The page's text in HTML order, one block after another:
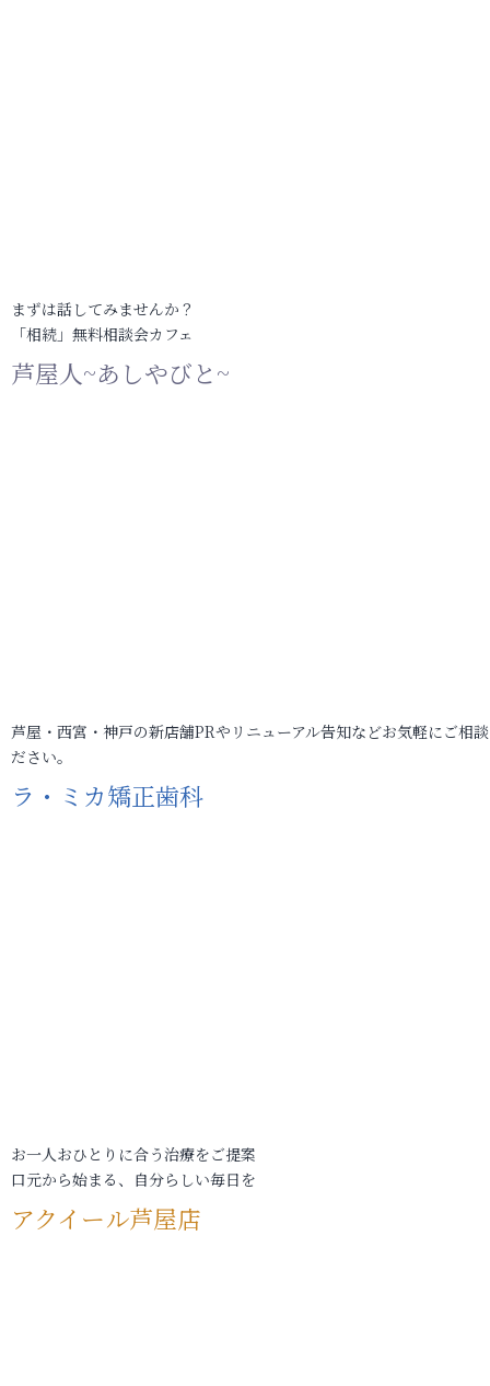
まずは話してみませんか？
「相続」無料相談会カフェ
芦屋人~あしやびと~
芦屋・西宮・神戸の新店舗PRやリニューアル告知などお気軽にご相
ださい。
ラ・ミカ矯正歯科
お一人おひとりに合う治療をご提案
口元から始まる、自分らしい毎日を
アクイール芦屋店